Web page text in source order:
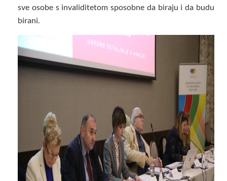
sve osobe s invaliditetom sposobne da biraju i da budu
birani.